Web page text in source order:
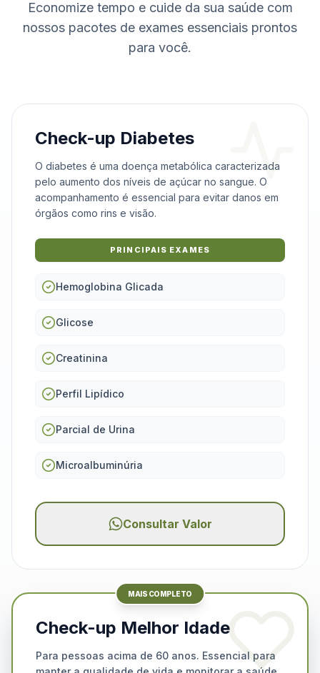
Economize tempo e cuide da sua saúde com
nossos pacotes de exames essenciais prontos
para você.
Check-up Diabetes
O diabetes é uma doença metabólica caracterizada
pelo aumento dos níveis de açúcar no sangue. O
acompanhamento é essencial para evitar danos em
órgãos como rins e visão.
PRINCIPAIS EXAMES
Hemoglobina Glicada
Glicose
Creatinina
Perfil Lipídico
Parcial de Urina
Microalbuminúria
Consultar Valor
MAIS COMPLETO
Check-up Melhor Idade
Para pessoas acima de 60 anos. Essencial para